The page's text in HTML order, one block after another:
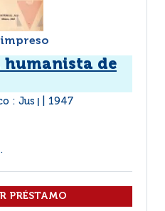
humanista de
: Jus 1947